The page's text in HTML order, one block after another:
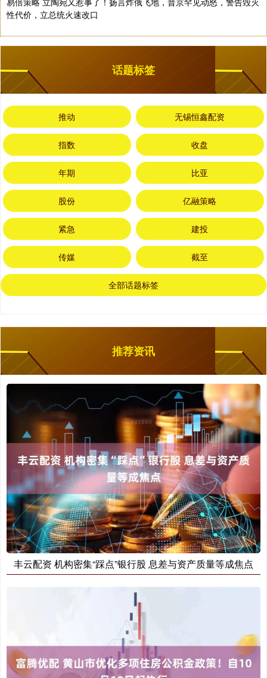
性代价，立总统火速改口
话题标签
推动 无锡恒鑫配资
指数 收盘
年期 比亚
股份 亿融策略
紧急 建投
传媒 截至
全部话题标签
推荐资讯
丰云配资 机构密集“踩点”银行股 息差与资产质量等成焦点